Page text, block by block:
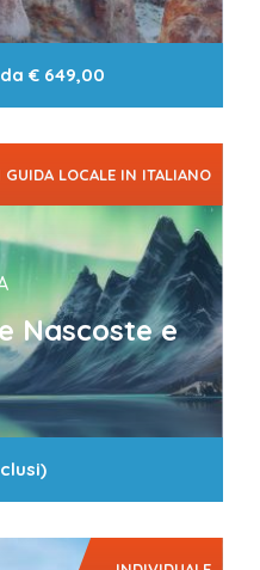
da€ 649,00
LOCALE IN ITALIANO
Nascoste e